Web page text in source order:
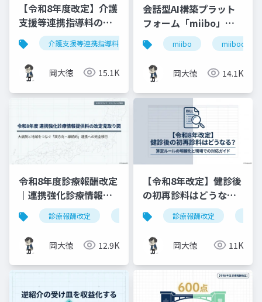
【令和8年度改定】介護
支援等連携指導料の再
編と戦略的対応｜指導
料2（500点）の要件整
理
介護支援等連携指導料 令和8年度診療報酬改定
岡大徳 15.1K
会話型AI構築プラット
フォーム「miibo」ガ
イド
miibo
岡大徳 14.1K
令和8年度診療報酬改定
｜連携強化診療情報提
供料の見直しを図解で
解説
診療報酬改定 連携強化診療情報提供料 令和8年度
岡大徳 12.9K
【令和8年改定】健診後
の初再診料はどうな
る？算定ルールの明確
化と現場での対応ガイ
ド
診療報酬改定
岡大徳 11K